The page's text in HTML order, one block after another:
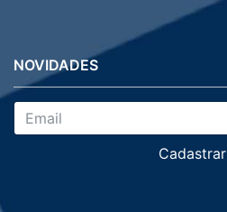
NOVIDADES
Cadastrar